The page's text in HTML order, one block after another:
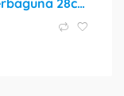
Corong Panjang Serbaguna 28cm untuk Mobil & Motor